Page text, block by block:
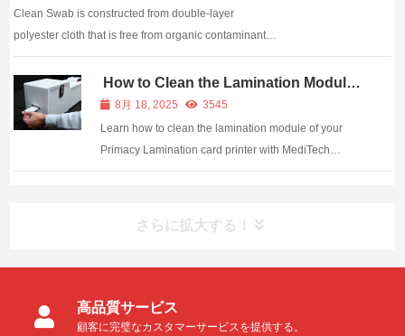
Clean Swab is constructed from double-layer
polyester cloth that is free from organic contaminants
such as silicone, amides or phthalate esters. The
cloth is thermally bonded to the handle, thus,
eliminating the use of contaminating adhesive or co...
How to Clean the Lamination Module
of Your Primacy Lamination Card
Printer
8月 18, 2025
3545
Learn how to clean the lamination module of your
Primacy Lamination card printer with MediTech
adhesive cleaning cards for best performance.
さらに拡大する！
高品質サービス
顧客に完璧なカスタマーサービスを提供する。